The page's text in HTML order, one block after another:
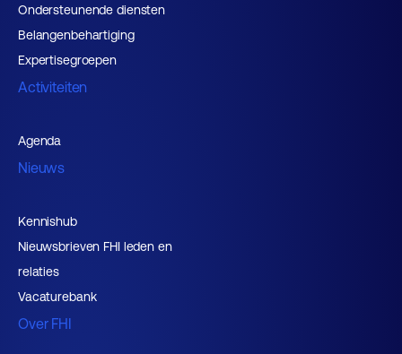
Ondersteunende diensten
Belangenbehartiging
Expertisegroepen
Activiteiten
Agenda
Nieuws
Kennishub
Nieuwsbrieven FHI leden en
relaties
Vacaturebank
Over FHI